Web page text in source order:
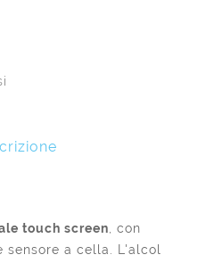
touch screen , con
sensore a cella. L'alcol